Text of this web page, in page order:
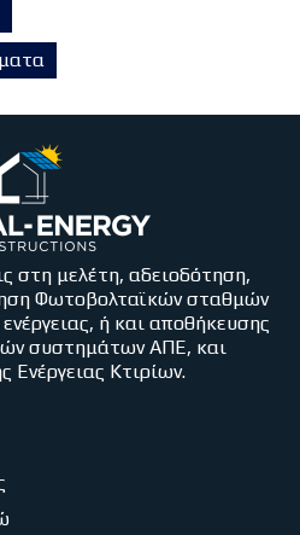
στη μελέτη, αδειοδότηση,
Φωτοβολταϊκών σταθμών
ή και αποθήκευσης
συστημάτων ΑΠΕ, και
Ενέργειας Κτιρίων.